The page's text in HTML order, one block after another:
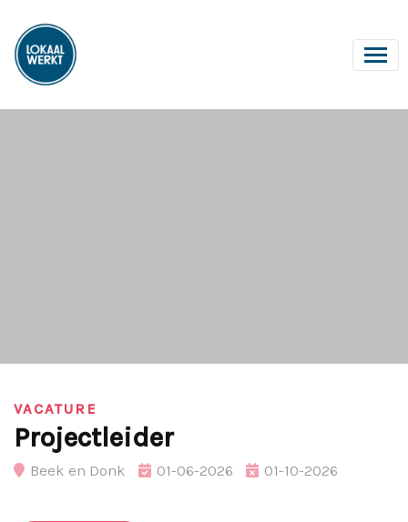
VACATURE
Projectleider
Beek en Donk 01-06-2026 01-10-2026